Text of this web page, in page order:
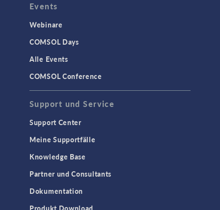
Events
Webinare
COMSOL Days
Alle Events
COMSOL Conference
Support und Service
Support Center
Meine Supportfälle
Knowledge Base
Partner und Consultants
Dokumentation